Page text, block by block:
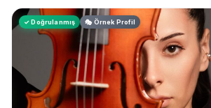
✓ Doğrulanmış 🎭 Örnek Profil